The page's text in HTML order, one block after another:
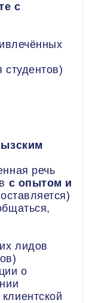
с
речь
с опытом и
лидов
о